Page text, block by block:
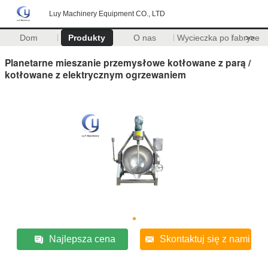
Luy Machinery Equipment CO., LTD
Dom Produkty O nas Wycieczka po fabryce
>>
Planetarne mieszanie przemysłowe kotłowane z parą /
kotłowane z elektrycznym ogrzewaniem
Najlepsza cena Skontaktuj się z nami